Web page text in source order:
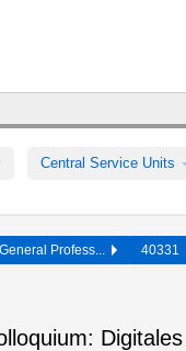
Central Service Units
General Profess... 40331